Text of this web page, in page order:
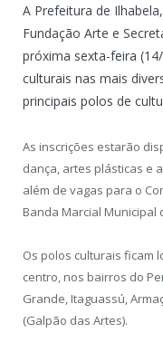
A Prefeitura de
Fundação Arte e
próxima sexta-feira
culturais nas mais
principais polos de
As inscrições estarão
dança, artes plásticas e
além de vagas para o
Banda Marcial Municipal
Os polos culturais ficam
centro, nos bairros do
Grande, Itaguassú,
(Galpão das Artes).